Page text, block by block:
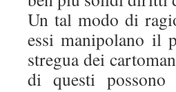
Un tal modo di
essi manipolano il
stregua dei
di questi possono